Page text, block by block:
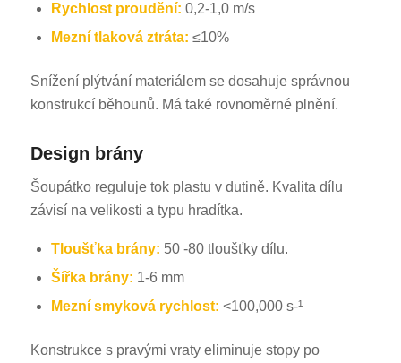
Rychlost proudění: 0,2-1,0 m/s
Mezní tlaková ztráta: ≤10%
Snížení plýtvání materiálem se dosahuje správnou
konstrukcí běhounů. Má také rovnoměrné plnění.
Design brány
Šoupátko reguluje tok plastu v dutině. Kvalita dílu
závisí na velikosti a typu hradítka.
Tloušťka brány: 50 -80 tloušťky dílu.
Šířka brány: 1-6 mm
Mezní smyková rychlost: <100,000 s-¹
Konstrukce s pravými vraty eliminuje stopy po